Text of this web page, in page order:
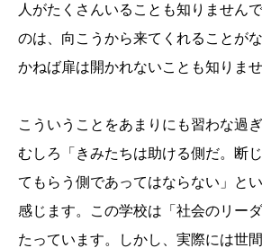
人がたくさんいることも知りません
のは、向こうから来てくれることが
かねば扉は開かれないことも知りませ
こういうことをあまりにも習わな過
むしろ「きみたちは助ける側だ。断
てもらう側であってはならない」と
感じます。この学校は「社会のリー
たっています。しかし、実際には世